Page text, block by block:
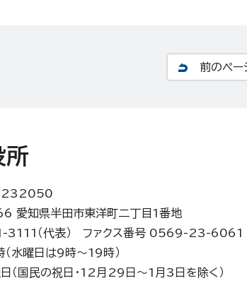
前のペー
所
知県半田市東洋町二丁目1番地
（代表） ファクス番号 0569-23-6061
水曜日は9時～19時）
（国民の祝日・12月29日～1月3日を除く）